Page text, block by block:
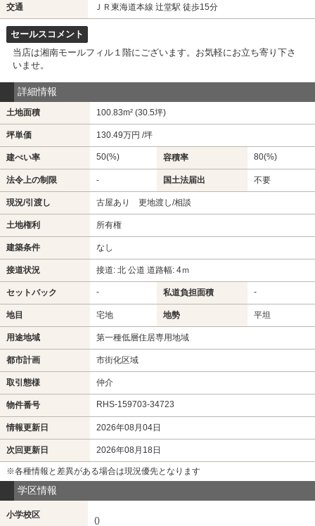
交通 ＪＲ東海道本線 辻堂駅 徒歩15分
セールスコメント
当店は湘南モールフィル１階にございます。お気軽にお立ち寄り下さ
いませ。
詳細情報
土地面積 100.83m² (30.5坪)
坪単価 130.49万円 /坪
建ぺい率 50(%) 容積率 80(%)
法令上の制限 - 国土法届出 不要
現況/引渡し 古屋あり 更地渡し/相談
土地権利 所有権
建築条件 なし
接道状況 接道: 北 公道 道路幅: 4ｍ
セットバック - 私道負担面積 -
地目 宅地 地勢 平坦
用途地域 第一種低層住居専用地域
都市計画 市街化区域
取引態様 仲介
物件番号 RHS-159703-34723
情報更新日 2026年08月04日
次回更新日 2026年08月18日
※各種情報と差異がある場合は現況優先となります
学区情報
小学校区
()